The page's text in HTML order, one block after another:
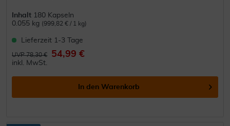
Inhalt 180 Kapseln
0.055 kg (999,82 € / 1 kg)
Lieferzeit 1-3 Tage
UVP 78,30 € 54,99 €
inkl. MwSt.
In den Warenkorb